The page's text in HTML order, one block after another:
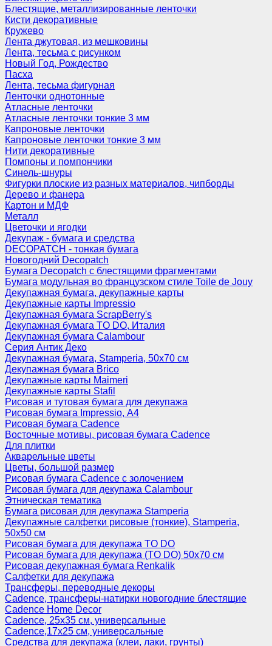
Блестящие, металлизированные ленточки
Кисти декоративные
Кружево
Лента джутовая, из мешковины
Лента, тесьма с рисунком
Новый Год, Рождество
Пасха
Лента, тесьма фигурная
Ленточки однотонные
Атласные ленточки
Атласные ленточки тонкие 3 мм
Капроновые ленточки
Капроновые ленточки тонкие 3 мм
Нити декоративные
Помпоны и помпончики
Синель-шнуры
Фигурки плоские из разных материалов, чипборды
Дерево и фанера
Картон и МДФ
Металл
Цветочки и ягодки
Декупаж - бумага и средства
DECOPATCH - тонкая бумага
Новогодний Decopatch
Бумага Decopatch с блестящими фрагментами
Бумага модульная во французском стиле Toile de Jouy
Декупажная бумага, декупажные карты
Декупажные карты Impressio
Декупажная бумага ScrapBerry's
Декупажная бумага TO DO, Италия
Декупажная бумага Calambour
Серия Антик Деко
Декупажная бумага, Stamperia, 50х70 см
Декупажная бумага Brico
Декупажные карты Maimeri
Декупажные карты Stafil
Рисовая и тутовая бумага для декупажа
Рисовая бумага Impressio, А4
Рисовая бумага Cadence
Восточные мотивы, рисовая бумага Cadence
Для плитки
Акварельные цветы
Цветы, большой размер
Рисовая бумага Cadence c золочением
Рисовая бумага для декупажа Calambour
Этническая тематика
Бумага рисовая для декупажа Stamperia
Декупажные салфетки рисовые (тонкие), Stamperia,
50х50 см
Рисовая бумага для декупажа TO DO
Рисовая бумага для декупажа (TO DO) 50х70 см
Рисовая декупажная бумага Renkalik
Салфетки для декупажа
Трансферы, переводные декоры
Cadence, трансферы-натирки новогодние блестящие
Cadence Home Decor
Cadence, 25х35 см, универсальные
Cadence,17х25 см, универсальные
Средства для декупажа (клеи, лаки, грунты)